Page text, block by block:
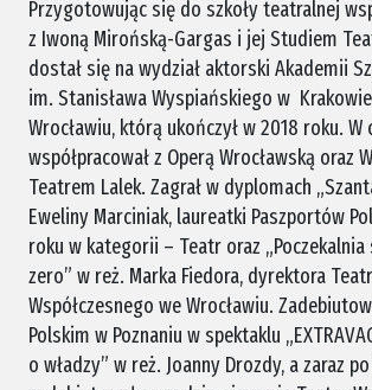
Przygotowując się do szkoły teatralnej
z Iwoną Mirońską-Gargas i jej Studiem
dostał się na wydział aktorski Akademii
im. Stanisława Wyspiańskiego w
Wrocławiu, którą ukończył w 2018 roku.
współpracował z Operą Wrocławską oraz
Teatrem Lalek. Zagrał w dyplomach
Eweliny Marciniak, laureatki Paszportów
roku w kategorii – Teatr oraz „Poczekalnia
zero” w reż. Marka Fiedora, dyrektora
Współczesnego we Wrocławiu.
Polskim w Poznaniu w spektaklu
o władzy” w reż. Joanny Drozdy, a zaraz